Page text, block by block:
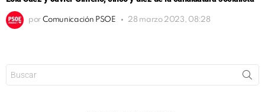
por Comunicación PSOE 28 marzo 2023, 08:28